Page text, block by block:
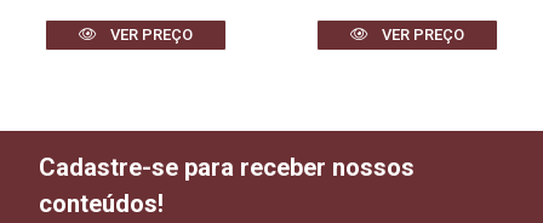
VER PREÇO VER PREÇO
Cadastre-se para receber nossos
conteúdos!